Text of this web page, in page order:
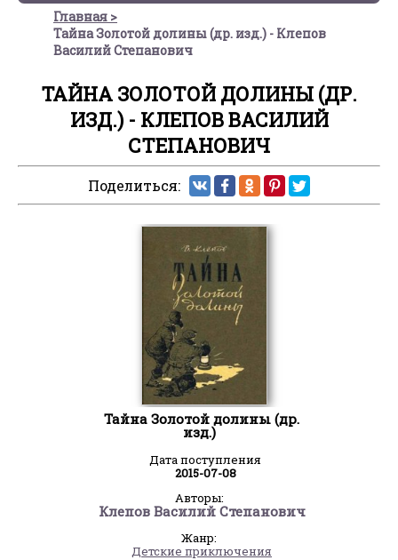
Главная
Тайна Золотой долины (др. изд.) - Клепов
Василий Степанович
ТАЙНА ЗОЛОТОЙ ДОЛИНЫ (ДР.
ИЗД.) - КЛЕПОВ ВАСИЛИЙ
СТЕПАНОВИЧ
Поделиться:
Тайна Золотой долины (др.
изд.)
Дата поступления
2015-07-08
Авторы:
Клепов Василий Степанович
Жанр:
Детские приключения